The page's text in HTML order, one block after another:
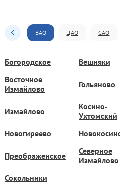
ВАО ЦАО САО
Богородское Вешняки
Восточное
Измайлово
Гольяново
Измайлово
Косино-
Ухтомский
Новогиреево
Преображенское
Северное
Измайлово
Сокольники